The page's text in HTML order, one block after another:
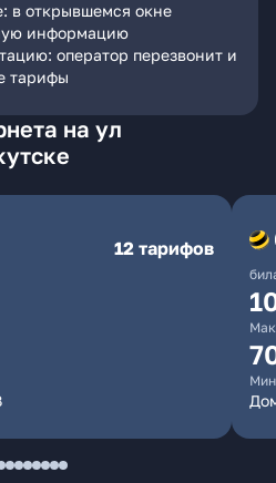
в открывшемся окне
информацию
оператор перезвонит и
тарифы
на ул
12 тарифов